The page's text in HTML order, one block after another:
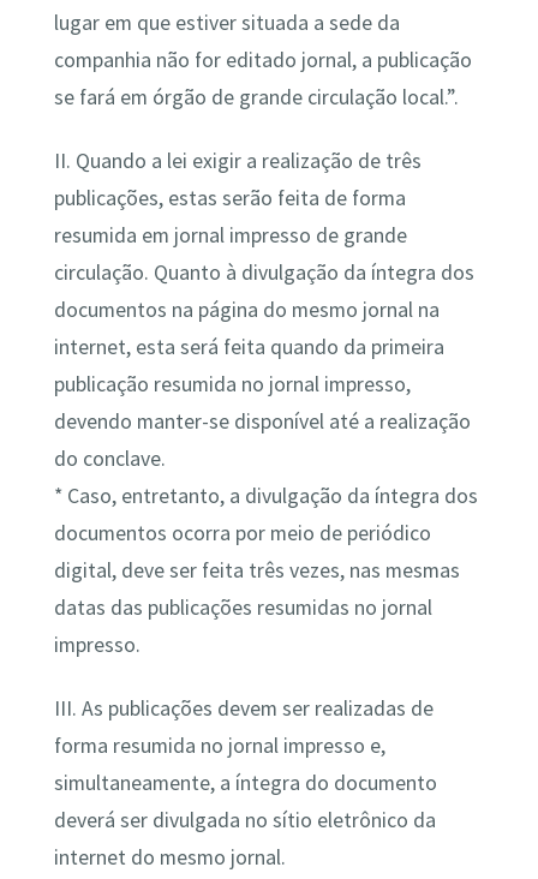
lugar em que estiver situada a sede da
companhia não for editado jornal, a publicação
se fará em órgão de grande circulação local.”.
II. Quando a lei exigir a realização de três
publicações, estas serão feita de forma
resumida em jornal impresso de grande
circulação. Quanto à divulgação da íntegra dos
documentos na página do mesmo jornal na
internet, esta será feita quando da primeira
publicação resumida no jornal impresso,
devendo manter-se disponível até a realização
do conclave.
* Caso, entretanto, a divulgação da íntegra dos
documentos ocorra por meio de periódico
digital, deve ser feita três vezes, nas mesmas
datas das publicações resumidas no jornal
impresso.
III. As publicações devem ser realizadas de
forma resumida no jornal impresso e,
simultaneamente, a íntegra do documento
deverá ser divulgada no sítio eletrônico da
internet do mesmo jornal.